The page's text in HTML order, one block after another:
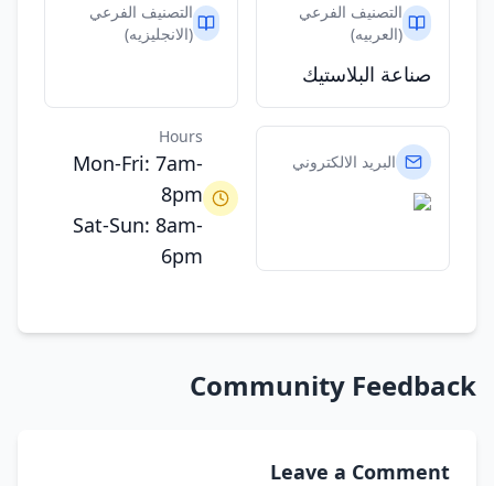
التصنيف الفرعي
(العربيه)
صناعة البلاستيك
التصنيف الفرعي
(الانجليزيه)
البريد الالكتروني
Hours
Mon-Fri: 7am-
8pm
Sat-Sun: 8am-
6pm
Community Feedback
Leave a Comment